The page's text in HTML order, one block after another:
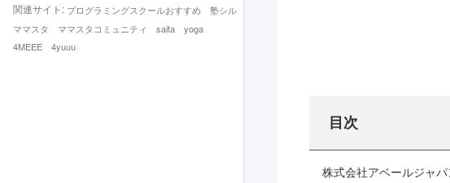
目次
株式会社アベールジャ
関連サイト: プログラミングスクールおすすめ
塾シル
ママスタ
ママスタコミュニティ saita
yoga
4MEEE
4yuuu